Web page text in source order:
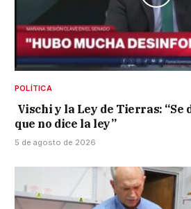
POLÍTICA
Vischi y la Ley de Tierras: “Se
que no dice la ley”
5 de agosto de 2026